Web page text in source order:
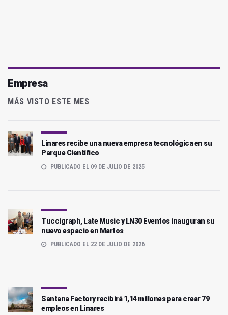
Empresa
MÁS VISTO ESTE MES
Linares recibe una nueva empresa tecnológica en su
Parque Científico
PUBLICADO EL 09 DE JULIO DE 2025
Tuccigraph, Late Music y LN30 Eventos inauguran su
nuevo espacio en Martos
PUBLICADO EL 22 DE JULIO DE 2026
Santana Factory recibirá 1,14 millones para crear 79
empleos en Linares